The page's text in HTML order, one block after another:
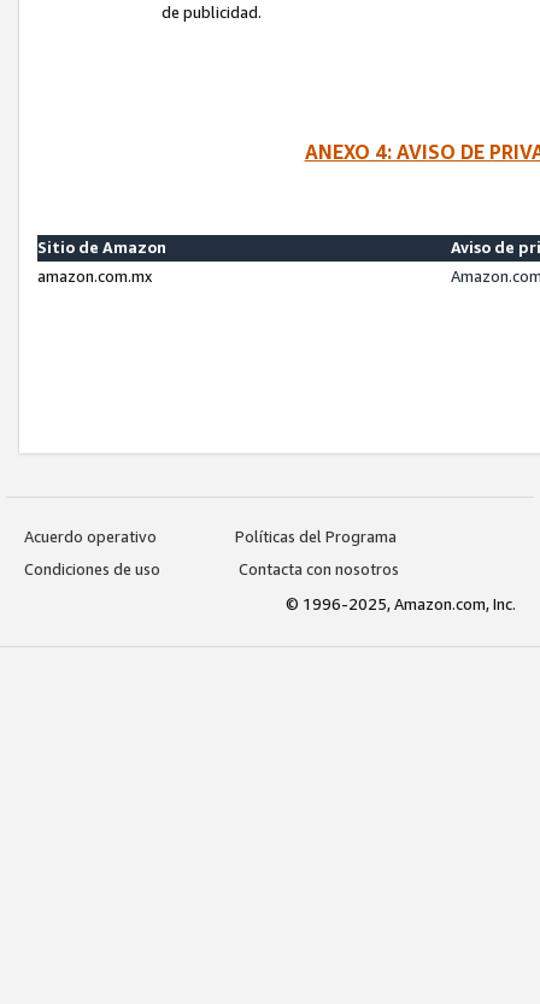
de publicidad.
ANEXO 4: AVISO DE
Sitio de Amazon
Aviso de
amazon.com.mx
Acuerdo operativo
Políticas del Programa
Condiciones de uso
Contacta con nosotros
© 1996-2025, Amazon.com, Inc.